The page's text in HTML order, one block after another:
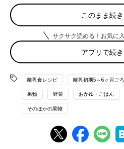
作り方
(1)にんじん1cm厚さの輪切り1個
(2)小鍋にみかんのしぼり汁大さじ
大さじ1を入れて、ひと煮立ちさせ
刊）より抜粋。情報は書籍掲載時の
離乳食初期 5,6ヶ月[ごっくん期] 進
動画 きほんの離乳食
離乳食初期 5～6ヶ月ごろ
このまま続
サクサク読める！お気に
アプリで続
離乳食レシピ 離乳初期5～6ヶ月ごろ
果物 野菜 おかゆ・ごはん
そのほかの果物